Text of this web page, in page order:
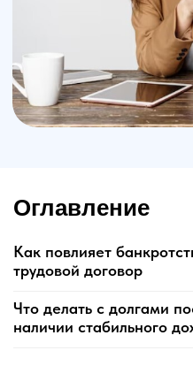
Оглавление
Как повлияет
трудовой договор
Что делать с долгами
наличии стабильного